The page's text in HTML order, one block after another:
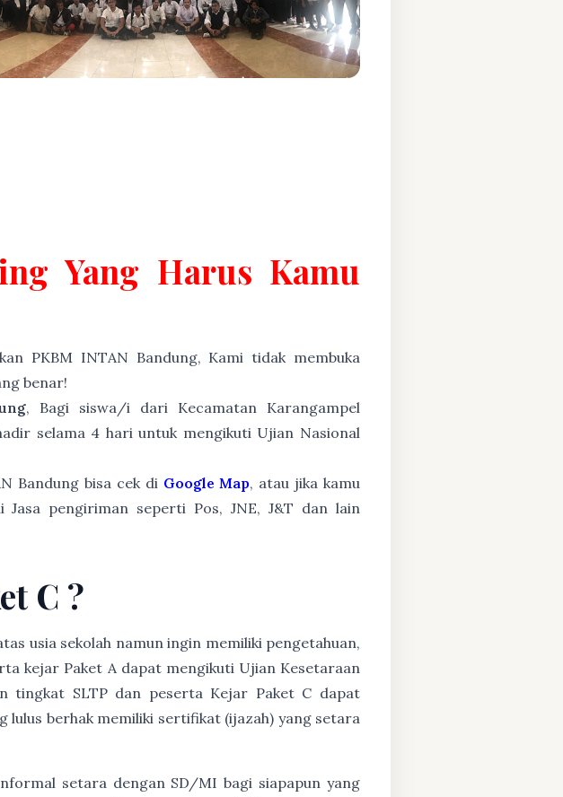
Yang Harus Kamu
PKBM INTAN Bandung, Kami tidak membuka
benar!
, Bagi siswa/i dari Kecamatan Karangampel
selama 4 hari untuk mengikuti Ujian Nasional
Bandung bisa cek di Google Map, atau jika kamu
pengiriman seperti Pos, JNE, J&T dan lain
C ?
usia sekolah namun ingin memiliki pengetahuan,
kejar Paket A dapat mengikuti Ujian Kesetaraan
tingkat SLTP dan peserta Kejar Paket C dapat
berhak memiliki sertifikat (ijazah) yang setara
setara dengan SD/MI bagi siapapun yang